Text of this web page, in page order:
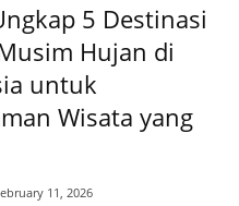
5 Destinasi
Hujan di
untuk
Wisata yang
11, 2026